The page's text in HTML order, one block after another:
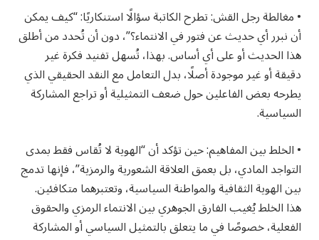
• مغالطة رجل القش: تطرح الكاتبة سؤالًا استنكاريًا: “كيف يمكن
أن نبرر أي حديث عن فتور في الانتماء؟”، دون أن تُحدد من أطلق
هذا الحديث أو على أي أساس. بهذا، تُسهل تفنيد فكرة غير
دقيقة أو غير موجودة أصلًا، بدل التعامل مع النقد الحقيقي الذي
يطرحه بعض الفاعلين حول ضعف التمثيلية أو تراجع المشاركة
السياسية.
• الخلط بين المفاهيم: حين تؤكد أن “الهوية لا تُقاس فقط بمدى
التواجد المادي، بل بعمق العلاقة الشعورية والرمزية”، فإنها تدمج
بين الهوية الثقافية والمواطنة السياسية، وتعتبرهما متكافئين.
هذا الخلط يُغيب الفارق الجوهري بين الانتماء الرمزي والحقوق
الفعلية، خصوصًا في ما يتعلق بالتمثيل السياسي أو المشاركة